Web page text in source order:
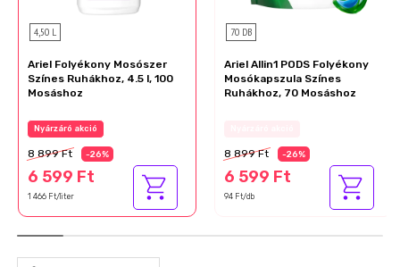
4,50 L
Ariel Folyékony Mosószer
Színes Ruhákhoz, 4.5 l, 100
Mosáshoz
Nyárzáró akció
8 899 Ft -26%
6 599 Ft
1 466 Ft/liter
70 DB
Ariel Allin1 PODS Folyékony
Mosókapszula Színes
Ruhákhoz, 70 Mosáshoz
8 899 Ft -26%
6 599 Ft
94 Ft/db